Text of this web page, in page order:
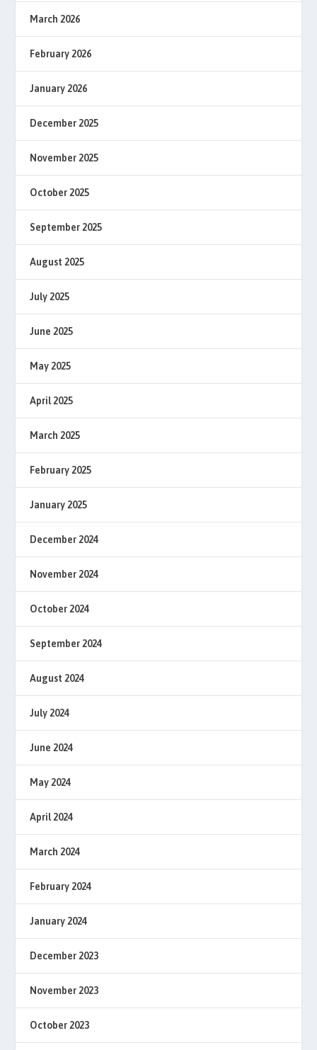
March 2026
February 2026
January 2026
December 2025
November 2025
October 2025
September 2025
August 2025
July 2025
June 2025
May 2025
April 2025
March 2025
February 2025
January 2025
December 2024
November 2024
October 2024
September 2024
August 2024
July 2024
June 2024
May 2024
April 2024
March 2024
February 2024
January 2024
December 2023
November 2023
October 2023